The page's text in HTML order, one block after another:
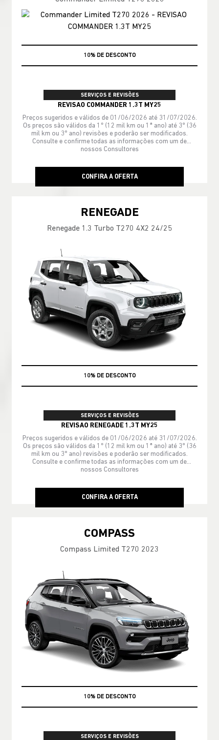
MÃO DE OBRA
SERVIÇOS E REVISÕES
REVISAO COMMANDER 1.3T MY25
Preços sugeridos e válidos de 01/06/2026 até 31/07/2026.
Os preços são válidos da 1º (12 mil km ou 1ª ano) até 3º (36
mil km ou 3º ano) revisões e poderão ser modificados.
Consulte e confirme todas as informações com um de
nossos Consultores
CONFIRA A OFERTA
RENEGADE
Renegade 1.3 Turbo T270 4X2 24/25
MÃO DE OBRA
SERVIÇOS E REVISÕES
REVISAO RENEGADE 1.3T MY25
Preços sugeridos e válidos de 01/06/2026 até 31/07/2026.
Os preços são válidos da 1º (12 mil km ou 1ª ano) até 3º (36
mil km ou 3º ano) revisões e poderão ser modificados.
Consulte e confirme todas as informações com um de
nossos Consultores
CONFIRA A OFERTA
COMPASS
Compass Limited T270 2023
MÃO DE OBRA
SERVIÇOS E REVISÕES